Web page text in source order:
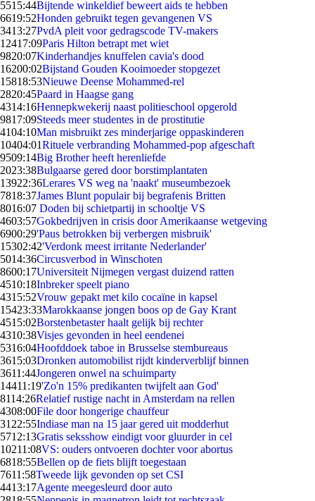
5515:44Bijtende winkeldief beweert aids te hebben
6619:52Honden gebruikt tegen gevangenen VS
3413:27PvdA pleit voor gedragscode TV-makers
12417:09Paris Hilton betrapt met wiet
9820:07Kinderhandjes knuffelen cavia's dood
16200:02Bijstand Gouden Kooimoeder stopgezet
15818:53Nieuwe Deense Mohammed-rel
2820:45Paard in Haagse gang
4314:16Hennepkwekerij naast politieschool opgerold
9817:09Steeds meer studentes in de prostitutie
4104:10Man misbruikt zes minderjarige oppaskinderen
10404:01Rituele verbranding Mohammed-pop afgeschaft
9509:14Big Brother heeft herenliefde
2023:38Bulgaarse gered door borstimplantaten
13922:36Lerares VS weg na 'naakt' museumbezoek
7818:37James Blunt populair bij begrafenis Britten
8016:07 Doden bij schietpartij in schooltje VS
4603:57Gokbedrijven in crisis door Amerikaanse wetgeving
6900:29'Paus betrokken bij verbergen misbruik'
15302:42'Verdonk meest irritante Nederlander'
5014:36Circusverbod in Winschoten
8600:17Universiteit Nijmegen vergast duizend ratten
4510:18Inbreker speelt piano
4315:52Vrouw gepakt met kilo cocaïne in kapsel
15423:33Marokkaanse jongen boos op de Gay Krant
4515:02Borstenbetaster haalt gelijk bij rechter
4310:38Visjes gevonden in heel eendenei
5316:04Hoofddoek taboe in Brusselse stembureaus
3615:03Dronken automobilist rijdt kinderverblijf binnen
3611:44Jongeren onwel na schuimparty
14411:19'Zo'n 15% predikanten twijfelt aan God'
8114:26Relatief rustige nacht in Amsterdam na rellen
4308:00File door hongerige chauffeur
31 22:55Indiase man na 15 jaar gered uit modderhut
5712:13Gratis seksshow eindigt voor gluurder in cel
10211:08VS: ouders ontvoeren dochter voor abortus
6818:55Bellen op de fiets blijft toegestaan
7611:58Tweede lijk gevonden op set CSI
4413:17Agente meegesleurd door auto